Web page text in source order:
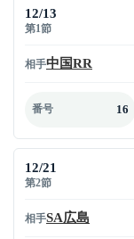
12/13
第1節
相手中国RR
番号 16
12/21
第2節
相手SA広島